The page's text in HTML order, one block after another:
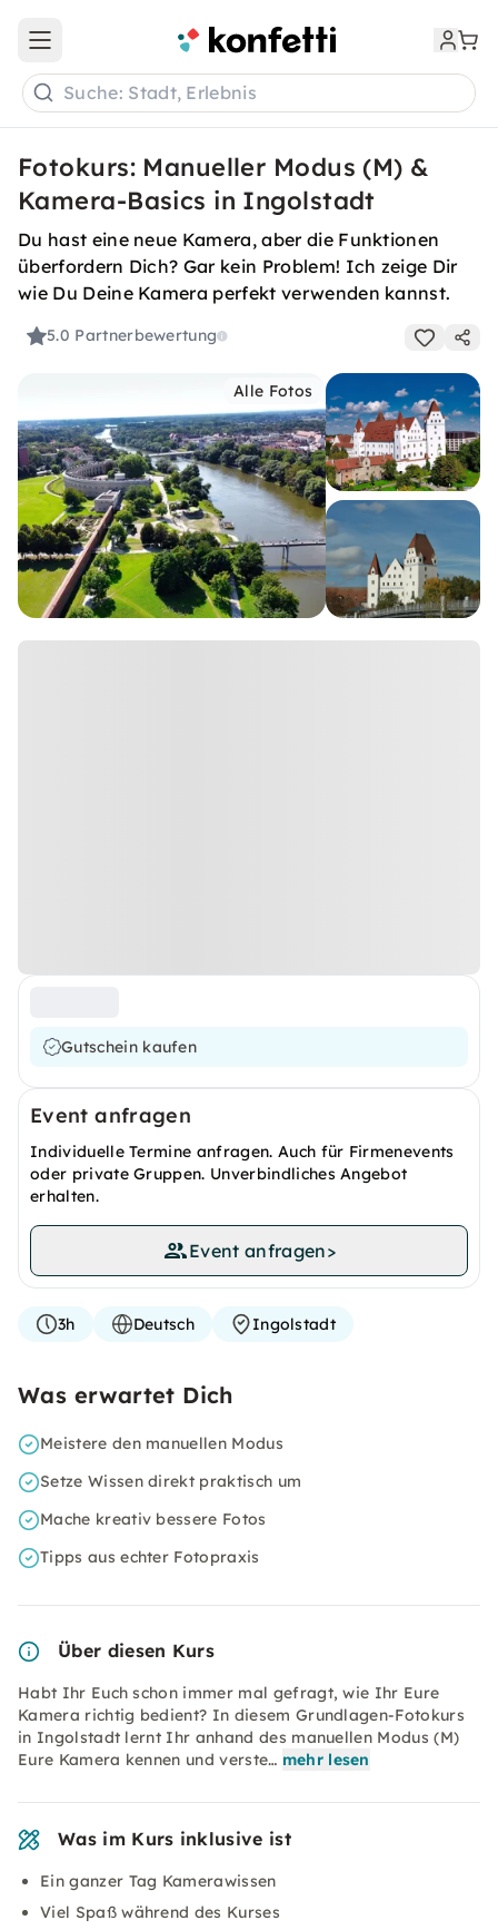
Open main menu
Suche: Stadt, Erlebnis
Fotokurs: Manueller Modus (M) &
Kamera-Basics in Ingolstadt
Du hast eine neue Kamera, aber die Funktionen
überfordern Dich? Gar kein Problem! Ich zeige Dir
wie Du Deine Kamera perfekt verwenden kannst.
5.0 Partnerbewertung
Alle Fotos
Gutschein kaufen
Event anfragen
Individuelle Termine anfragen. Auch für Firmenevents
oder private Gruppen. Unverbindliches Angebot
erhalten.
Event anfragen>
3h Deutsch Ingolstadt
Was erwartet Dich
Meistere den manuellen Modus
Setze Wissen direkt praktisch um
Mache kreativ bessere Fotos
Tipps aus echter Fotopraxis
Über diesen Kurs
Habt Ihr Euch schon immer mal gefragt, wie Ihr Eure
Kamera richtig bedient? In diesem Grundlagen-Fotokurs
in Ingolstadt lernt Ihr anhand des manuellen Modus (M)
Eure Kamera kennen und verste… mehr lesen
Was im Kurs inklusive ist
Ein ganzer Tag Kamerawissen
Viel Spaß während des Kurses